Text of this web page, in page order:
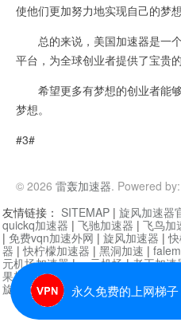
使他们更加努力地实现自己的梦想
总的来说，美国加速器是一
平台，为全球创业者提供了宝贵
希望更多有梦想的创业者能够
梦想。
#3#
© 2026 雷轰加速器. Powered by:
永久免费的上网梯子
友情链接： SITEMAP | 旋风加速器
quickq加速器 | 飞驰加速器 | 飞鸟加
| 免费vqn加速外网 | 旋风加速器 |
器 |快柠檬加速器 | 黑洞加速 |
元机场加速器|一元机场|老王加速
果加速器|黑洞加速
旋风加速器度器|哔咔漫画 |PicACG